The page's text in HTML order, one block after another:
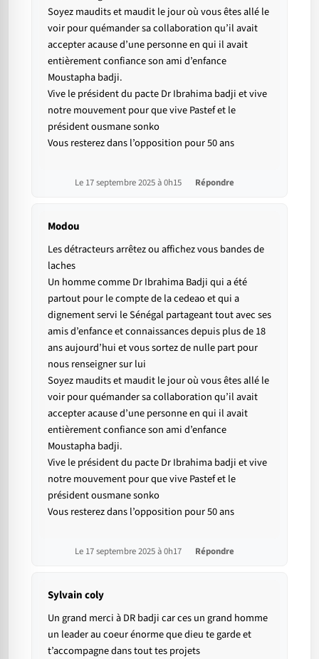
Soyez maudits et maudit le jour où vous êtes allé le
voir pour quémander sa collaboration qu’il avait
accepter acause d’une personne en qui il avait
entièrement confiance son ami d’enfance
Moustapha badji.
Vive le président du pacte Dr Ibrahima badji et vive
notre mouvement pour que vive Pastef et le
président ousmane sonko
Vous resterez dans l’opposition pour 50 ans
Le 17 septembre 2025 à 0h15 Répondre
Modou
Les détracteurs arrêtez ou affichez vous bandes de
laches
Un homme comme Dr Ibrahima Badji qui a été
partout pour le compte de la cedeao et qui a
dignement servi le Sénégal partageant tout avec ses
amis d’enfance et connaissances depuis plus de 18
ans aujourd’hui et vous sortez de nulle part pour
nous renseigner sur lui
Soyez maudits et maudit le jour où vous êtes allé le
voir pour quémander sa collaboration qu’il avait
accepter acause d’une personne en qui il avait
entièrement confiance son ami d’enfance
Moustapha badji.
Vive le président du pacte Dr Ibrahima badji et vive
notre mouvement pour que vive Pastef et le
président ousmane sonko
Vous resterez dans l’opposition pour 50 ans
Le 17 septembre 2025 à 0h17 Répondre
Sylvain coly
Un grand merci à DR badji car ces un grand homme
un leader au coeur énorme que dieu te garde et
t’accompagne dans tout tes projets